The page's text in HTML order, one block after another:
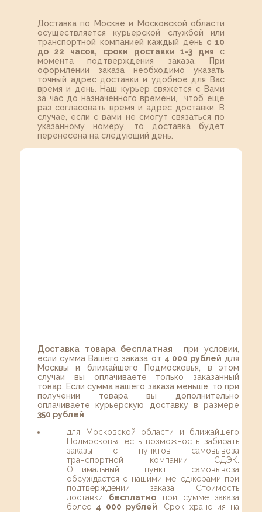
Доставка по Москве и Московской области
осуществляется курьерской службой или
транспортной компанией каждый день с 10
до 22 часов,
сроки доставки 1-3 дня с
момента подтверждения заказа. При
оформлении заказа необходимо указать
точный адрес доставки и удобное для Вас
время и день. Наш курьер свяжется с Вами
за час до назначенного времени, чтоб еще
раз согласовать время и адрес доставки. В
случае, если с вами не смогут связаться по
указанному номеру, то доставка будет
перенесена на следующий день.
Доставка товара бесплатная при условии,
если сумма Вашего заказа от 4 000 рублей для
Москвы и ближайшего Подмосковья, в этом
случаи вы оплачиваете только заказанный
товар. Если сумма вашего заказа меньше, то при
получении товара вы дополнительно
оплачиваете курьерскую доставку в размере
350 рублей
для Московской области и ближайшего
Подмосковья есть возможность забирать
заказы с пунктов самовывоза
транспортной компании СДЭК.
Оптимальный пункт самовывоза
обсуждается с нашими менеджерами при
подтверждении заказа. Стоимость
доставки бесплатно при сумме заказа
более 4 000 рублей . Срок хранения на